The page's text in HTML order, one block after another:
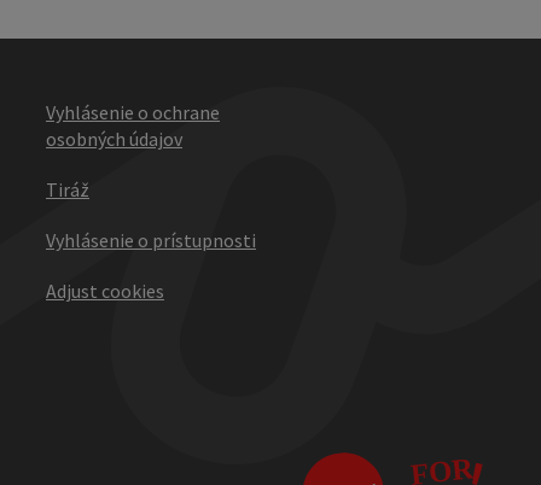
Vyhlásenie o ochrane
osobných údajov
Tiráž
Vyhlásenie o prístupnosti
Adjust cookies